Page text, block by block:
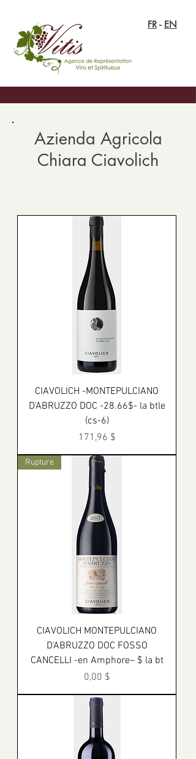
FR- EN
Azienda Agricola
Chiara Ciavolich
CIAVOLICH -MONTEPULCIANO
D'ABRUZZO DOC -28.66$- la btle
(cs-6)
Prix
171,96 $
Rupture
CIAVOLICH MONTEPULCIANO
D'ABRUZZO DOC FOSSO
CANCELLI -en Amphore– $ la bt
Prix
0,00 $